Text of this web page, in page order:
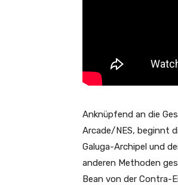
Anknüpfend an die
Arcade/NES, beginnt
Galuga-Archipel und
anderen Methoden
Bean von der Contra-